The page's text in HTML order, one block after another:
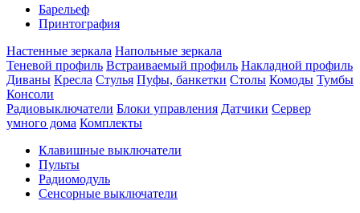
Барельеф
Принтография
Настенные зеркала Напольные зеркала
Теневой профиль Встраиваемый профиль Накладной профиль
Диваны Кресла Стулья Пуфы, банкетки Столы Комоды Тумбы
Консоли
Радиовыключатели Блоки управления Датчики Сервер
умного дома Комплекты
Клавишные выключатели
Пульты
Радиомодуль
Сенсорные выключатели